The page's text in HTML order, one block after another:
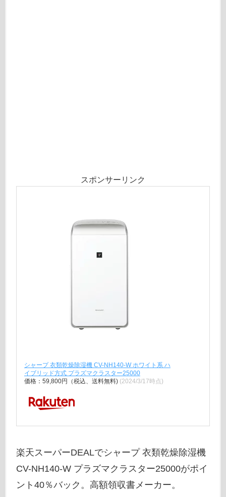
スポンサーリンク
シャープ 衣類乾燥除湿機 CV-NH140-W ホワイト系 ハ
イブリッド方式 プラズマクラスター25000
価格：59,800円（税込、送料無料) (2024/3/17時点)
楽天スーパーDEALでシャープ 衣類乾燥除湿機
CV-NH140-W プラズマクラスター25000がポイ
ント40％バック。高額領収書メーカー。